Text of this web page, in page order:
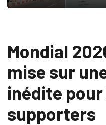
Mondial
mise sur
inédite pour
supporters